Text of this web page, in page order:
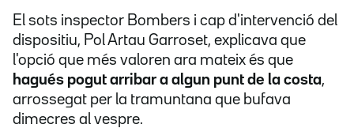
El sots inspector Bombers i cap d'intervenció del
dispositiu, Pol Artau Garroset, explicava que
l'opció que més valoren ara mateix és que
hagués pogut arribar a algun punt de la costa,
arrossegat per la tramuntana que bufava
dimecres al vespre.